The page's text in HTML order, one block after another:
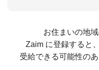
お住まいの地
Zaim に登録すると
受給できる可能性の